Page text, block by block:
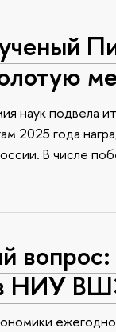
наук подвела
2025 года
В числе
НИУ